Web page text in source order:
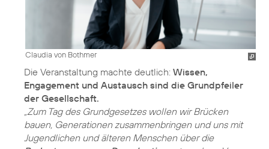
Claudia von Bothmer
Die Veranstaltung machte deutlich: Wissen,
Engagement und Austausch sind die Grundpfeiler
der Gesellschaft.
„Zum Tag des Grundgesetzes wollen wir Brücken
bauen, Generationen zusammenbringen und uns mit
Jugendlichen und älteren Menschen über die